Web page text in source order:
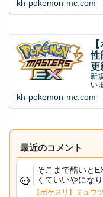
kh-pokemon-mc.com
性
更
新
kh-pokemon-mc.com
最近のコメント
そこまで酷いと
くていいやにな
さえあんまり行
【ポケスリ】ミュウ